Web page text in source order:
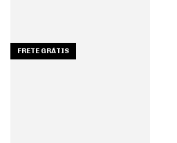
FRETE GRÁTIS